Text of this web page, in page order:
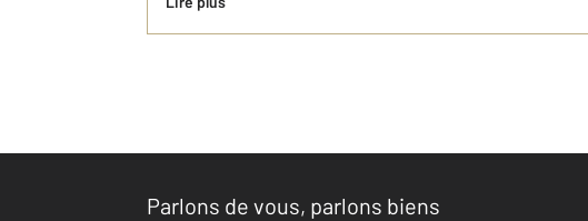
Parlons de vous, parlons biens